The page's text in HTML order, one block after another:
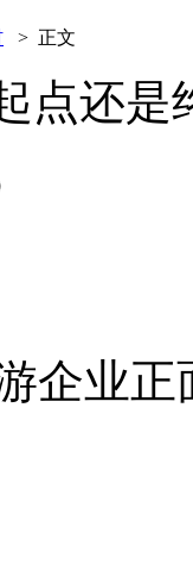
> 正文
点还
企业正